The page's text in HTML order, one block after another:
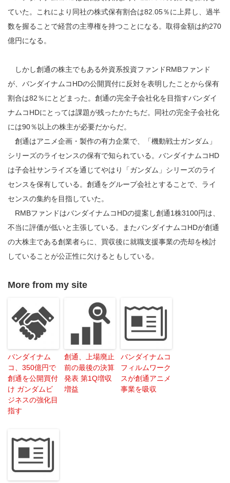
ていた。これにより同社の株式保有割合は82.05％に上昇し、過半
数を握ることで経営の主導権を持つことになる。取得金額は約270
億円になる。
しかし創通の株主でもある外資系投資ファンドRMBファンド
が、バンダイナムコHDの公開買付に反対を表明したことから保有
割合は82％にとどまった。創通の完全子会社化を目指すバンダイ
ナムコHDにとっては課題が残ったかたちだ。同社の完全子会社化
には90％以上の株主が必要だからだ。
創通はアニメ企画・製作の有力企業で、「機動戦士ガンダム」
シリーズのライセンスの保有で知られている。バンダイナムコHD
は子会社サンライズを通じてやはり「ガンダム」シリーズのライ
センスを保有している。創通をグループ会社とすることで、ライ
センスの集約を目指していた。
RMBファンドはバンダイナムコHDの提案し創通1株3100円は、
不当に評価が低いと主張している。またバンダイナムコHDが創通
の大株主である創業者らに、買収後に就職支援事業の売却を検討
していることが公正性に欠けるともしている。
More from my site
バンダイナム
コ、350億円で
創通を公開買付
け ガンダムビ
ジネスの強化目
指す
創通、上場廃止
前の最後の決算
発表 第1Q増収
増益
バンダイナムコ
フィルムワーク
スが創通アニメ
事業を吸収